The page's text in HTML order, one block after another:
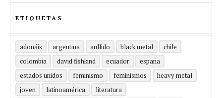
ETIQUETAS
adonáis argentina aullido black metal
chile
colombia
david fishkind ecuador
españa
estados unidos
feminismo feminismos
heavy metal
joven
latinoamérica
literatura